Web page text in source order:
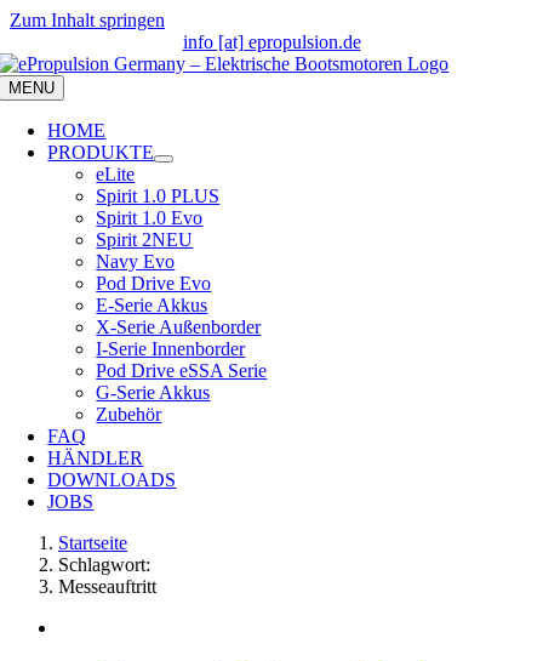
Zum Inhalt springen
info [at] epropulsion.de
MENU
HOME
PRODUKTE
eLite
Spirit 1.0 PLUS
Spirit 1.0 Evo
Spirit 2NEU
Navy Evo
Pod Drive Evo
E-Serie Akkus
X-Serie Außenborder
I-Serie Innenborder
Pod Drive eSSA Serie
G-Serie Akkus
Zubehör
FAQ
HÄNDLER
DOWNLOADS
JOBS
Startseite
Schlagwort:
Messeauftritt